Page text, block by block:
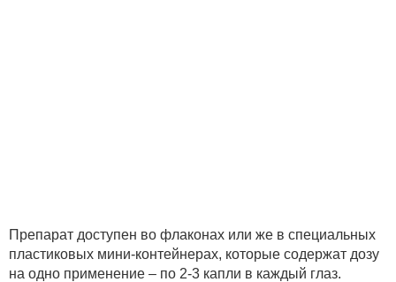
Препарат доступен во флаконах или же в специальных
пластиковых мини-контейнерах, которые содержат дозу
на одно применение – по 2-3 капли в каждый глаз.